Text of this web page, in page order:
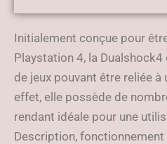
DS4 Windows
Initialement conçue pour
Playstation 4, la Dualshock4
de jeux pouvant être reliée à
effet, elle possède de
rendant idéale pour une
Description,